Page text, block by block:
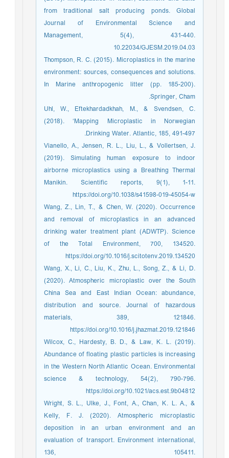
from traditional salt producing ponds. Global
Journal of Environmental Science and
Management, 5(4), 431-440.
10.22034/GJESM.2019.04.03
Thompson, R. C. (2015). Microplastics in the marine
environment: sources, consequences and solutions.
In Marine anthropogenic litter (pp. 185-200).
Springer, Cham.
Uhl, W., Eftekhardadkhah, M., & Svendsen, C.
(2018). ‘Mapping Microplastic in Norwegian
Drinking Water. Atlantic, 185, 491-497.
Vianello, A., Jensen, R. L., Liu, L., & Vollertsen, J.
(2019). Simulating human exposure to indoor
airborne microplastics using a Breathing Thermal
Manikin. Scientific reports, 9(1), 1-11.
https://doi.org/10.1038/s41598-019-45054-w
Wang, Z., Lin, T., & Chen, W. (2020). Occurrence
and removal of microplastics in an advanced
drinking water treatment plant (ADWTP). Science
of the Total Environment, 700, 134520.
https://doi.org/10.1016/j.scitotenv.2019.134520
Wang, X., Li, C., Liu, K., Zhu, L., Song, Z., & Li, D.
(2020). Atmospheric microplastic over the South
China Sea and East Indian Ocean: abundance,
distribution and source. Journal of hazardous
materials, 389, 121846.
https://doi.org/10.1016/j.jhazmat.2019.121846
Wilcox, C., Hardesty, B. D., & Law, K. L. (2019).
Abundance of floating plastic particles is increasing
in the Western North Atlantic Ocean. Environmental
science & technology, 54(2), 790-796.
https://doi.org/10.1021/acs.est.9b04812
Wright, S. L., Ulke, J., Font, A., Chan, K. L. A., &
Kelly, F. J. (2020). Atmospheric microplastic
deposition in an urban environment and an
evaluation of transport. Environment international,
136, 105411.